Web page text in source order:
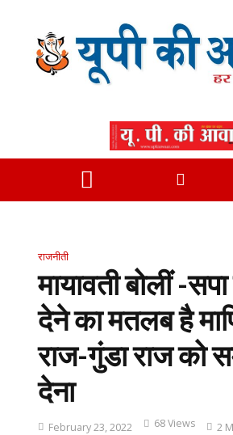
राजनीती
मायावती बोलीं -
देने का मतलब है
राज-गुंडा राज को
देना
February 23, 2022 68 Views 2